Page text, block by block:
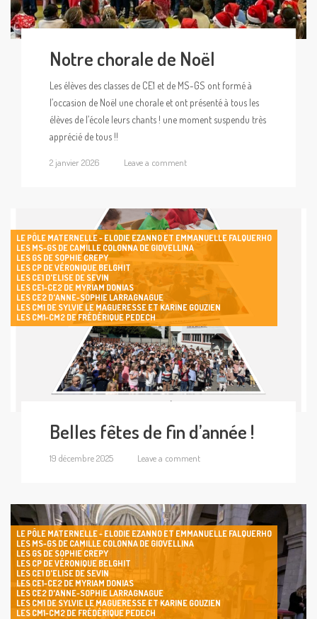
Notre chorale de Noël
Les élèves des classes de CE1 et de MS-GS ont formé à
l’occasion de Noël une chorale et ont présenté à tous les
élèves de l’école leurs chants ! une moment suspendu très
apprécié de tous !!
2 janvier 2026 Leave a comment
LE PÔLE MATERNELLE - ELODIE EZANNO ET EMMANUELLE FALQUERHO
LES MS-GS DE CAMILLE COLONNA DE GIOVELLINA
LES GS DE SOPHIE CREPY
LES CP DE VÉRONIQUE BELGHIT
LES CE1 D'ELISE DE SEVIN
LES CE1-CE2 DE MYRIAM DONIAS
LES CE2 D'ANNE-SOPHIE LARRAGNAGUE
LES CM1 DE SYLVIE LE MAGUERESSE ET KARINE GOUZIEN
LES CM1-CM2 DE FRÉDÉRIQUE PEDECH
Belles fêtes de fin d’année !
19 décembre 2025 Leave a comment
LE PÔLE MATERNELLE - ELODIE EZANNO ET EMMANUELLE FALQUERHO
LES MS-GS DE CAMILLE COLONNA DE GIOVELLINA
LES GS DE SOPHIE CREPY
LES CP DE VÉRONIQUE BELGHIT
LES CE1 D'ELISE DE SEVIN
LES CE1-CE2 DE MYRIAM DONIAS
LES CE2 D'ANNE-SOPHIE LARRAGNAGUE
LES CM1 DE SYLVIE LE MAGUERESSE ET KARINE GOUZIEN
LES CM1-CM2 DE FRÉDÉRIQUE PEDECH